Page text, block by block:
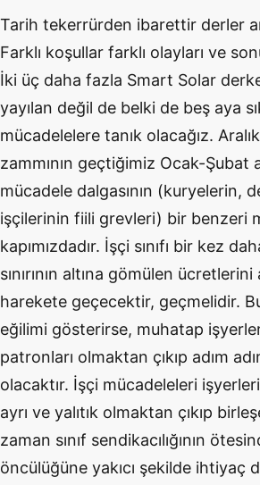
Tarih tekerrürden ibarettir derler
Farklı koşullar farklı olayları ve
İki üç daha fazla Smart Solar
yayılan değil de belki de beş aya
mücadelelere tanık olacağız.
zammının geçtiğimiz Ocak-Şubat
mücadele dalgasının (kuryelerin,
işçilerinin fiili grevleri) bir benzeri
kapımızdadır. İşçi sınıfı bir kez
sınırının altına gömülen
harekete geçecektir, geçmelidir.
eğilimi gösterirse, muhatap
patronları olmaktan çıkıp adım
olacaktır. İşçi mücadeleleri
ayrı ve yalıtık olmaktan çıkıp
zaman sınıf sendikacılığının
öncülüğüne yakıcı şekilde ihtiyaç